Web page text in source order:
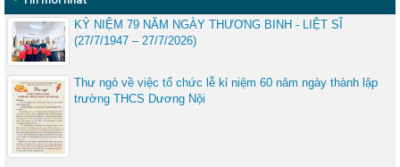
KỶ NIỆM 79 NĂM NGÀY THƯƠNG BINH - LIỆT SĨ
(27/7/1947 – 27/7/2026)
Thư ngỏ về việc tổ chức lễ kỉ niệm 60 năm ngày thành lập
trường THCS Dương Nội